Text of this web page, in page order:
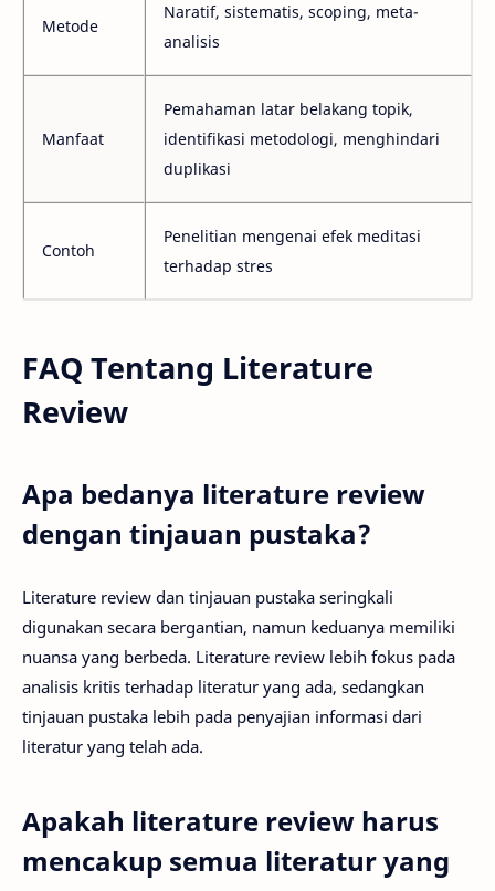
Metode
Naratif, sistematis, scoping, meta-
analisis
Manfaat
Pemahaman latar belakang topik,
identifikasi metodologi, menghindari
duplikasi
Contoh
Penelitian mengenai efek meditasi
terhadap stres
FAQ Tentang Literature
Review
Apa bedanya literature review
dengan tinjauan pustaka?
Literature review dan tinjauan pustaka seringkali
digunakan secara bergantian, namun keduanya memiliki
nuansa yang berbeda. Literature review lebih fokus pada
analisis kritis terhadap literatur yang ada, sedangkan
tinjauan pustaka lebih pada penyajian informasi dari
literatur yang telah ada.
Apakah literature review harus
mencakup semua literatur yang